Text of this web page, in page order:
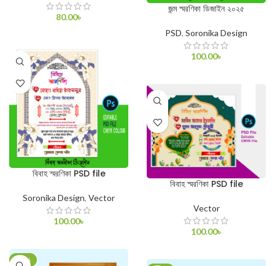
80.00৳
জন্ম স্মরণিকা ডিজাইন ২০২৫
PSD, Soronika Design
100.00৳
বিবাহ স্মরণিকা PSD file
Soronika Design, Vector
100.00৳
বিবাহ স্মরণিকা PSD file
Vector
100.00৳
-80%